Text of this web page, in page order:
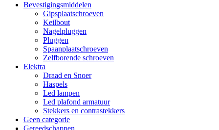
Bevestigingsmiddelen
Gipsplaatschroeven
Keilbout
Nagelpluggen
Pluggen
Spaanplaatschroeven
Zelfborende schroeven
Elektra
Draad en Snoer
Haspels
Led lampen
Led plafond armatuur
Stekkers en contrastekkers
Geen categorie